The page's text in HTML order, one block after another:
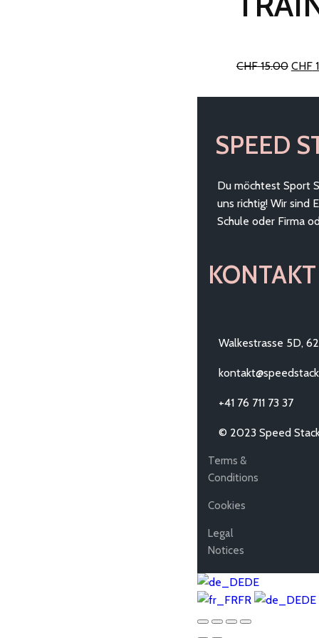
CHF15.00
war:
CHF
SPEED
Du möchtest Sport
uns richtig! Wir sind
Schule oder Firma
KONTAKT
Walkestrasse 5D,
+41 76 711 73 37
© 2023 Speed
Terms &
Conditions
Cookies
Legal
Notices
DE
FR
DE